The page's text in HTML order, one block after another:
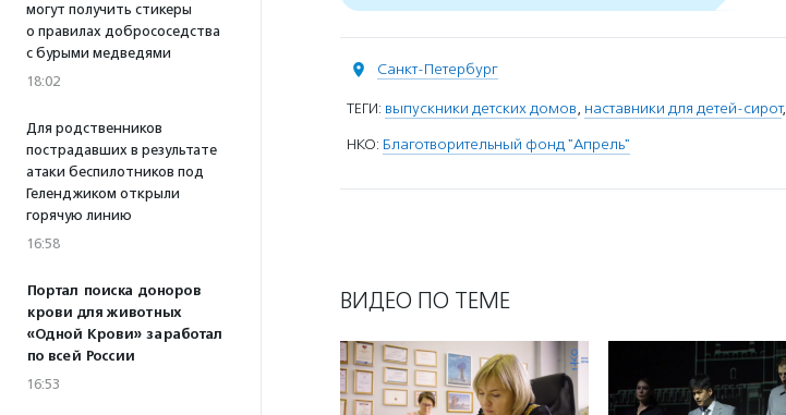
могут получить стикеры
о правилах добрососедства
с бурыми медведями
18:02
Для родственников
пострадавших в результате
атаки беспилотников под
Геленджиком открыли
горячую линию
16:58
Портал поиска доноров
крови для животных
«Одной Крови» заработал
по всей России
16:53
Санкт-Петербург
ТЕГИ: выпускники детских домов, наставники для детей-сирот,
НКО: Благотворительный фонд "Апрель"
ВИДЕО ПО ТЕМЕ